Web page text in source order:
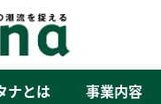
ナとは 事業内容